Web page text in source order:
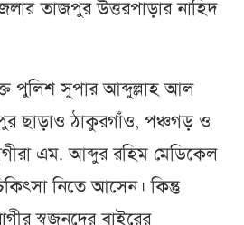
তাজপুর উত্তরপাড়ার নাহিদ
পুলিশ সুপার আব্দুল্লাহ আল
ছাড়াও ঠাকুরগাঁও, পঞ্চগড় ও
এম. আব্দুর রহিম মেডিকেল
নিতে আসেন। কিন্তু
স্বজনদের বাইরের